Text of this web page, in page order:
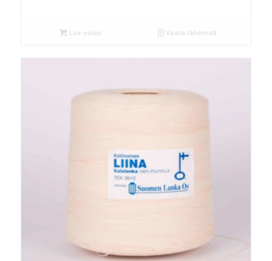
Loe edasi Vaata lähemalt